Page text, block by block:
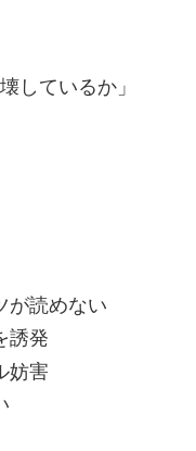
しているか」
が読めない
誘発
妨害